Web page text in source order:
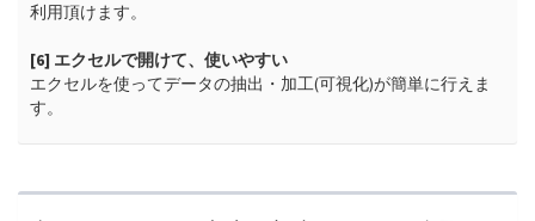
利用頂けます。
[6] エクセルで開けて、使いやすい
エクセルを使ってデータの抽出・加工(可視化)が簡単に行えま
す。